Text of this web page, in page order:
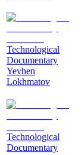
Technological
Documentary
Yevhen
Lokhmatov
Technological
Documentary